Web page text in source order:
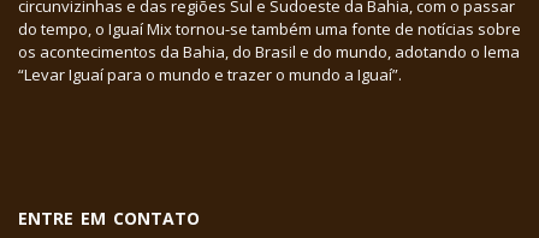
circunvizinhas e das regiões Sul e Sudoeste da Bahia, com o passar
do tempo, o Iguaí Mix tornou-se também uma fonte de notícias sobre
os acontecimentos da Bahia, do Brasil e do mundo, adotando o lema
“Levar Iguaí para o mundo e trazer o mundo a Iguaí”.
ENTRE EM CONTATO